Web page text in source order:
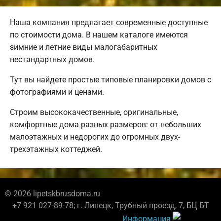
Наша компания предлагает современные доступные
по стоимости дома. В нашем каталоге имеются
зимние и летние виды малогабаритных
нестандартных домов.
Тут вы найдете простые типовые планировки домов с
фотографиями и ценами.
Строим высококачественные, оригинальные,
комфортные дома разных размеров: от небольших
малоэтажных и недорогих до огромных двух-
трехэтажных коттеджей.
© 2026 lipetskbrusdoma.ru
+7 921 027-89-78; г. Липецк, Трубный проезд, 7, БЦ БТ
Информация